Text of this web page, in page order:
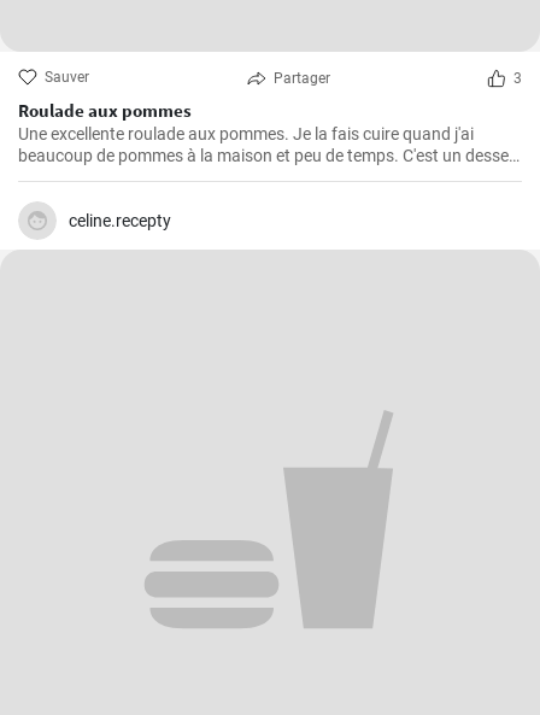
Sauver Partager 3
Roulade aux pommes
Une excellente roulade aux pommes. Je la fais cuire quand j'ai
beaucoup de pommes à la maison et peu de temps. C'est un dessert
rapide et facile qui plait toujours.
celine.recepty